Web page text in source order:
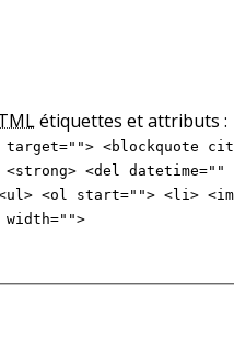
étiquettes et attributs :
<blockquote
<strong> <del
<ol start=""> <li>